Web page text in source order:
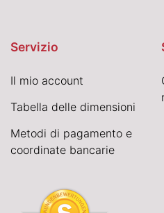
Servizio
Il mio account
Tabella delle dimensioni
Metodi di pagamento e
coordinate bancarie